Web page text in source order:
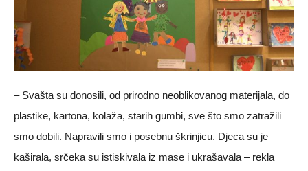
– Svašta su donosili, od prirodno neoblikovanog materijala, do
plastike, kartona, kolaža, starih gumbi, sve što smo zatražili
smo dobili. Napravili smo i posebnu škrinjicu. Djeca su je
kaširala, srčeka su istiskivala iz mase i ukrašavala – rekla